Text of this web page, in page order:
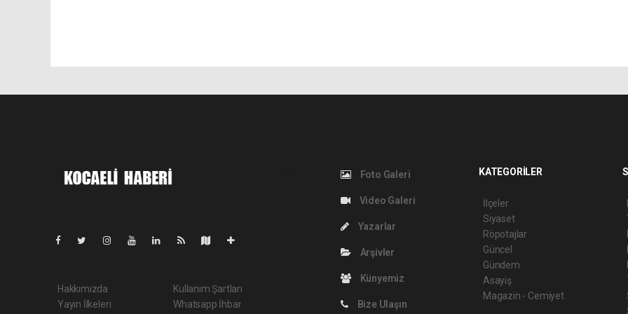
Hakkımızda
Yayın İlkeleri
Kullanım Şartları
Whatsapp İhbar
Foto Galeri
Video Galeri
Yazarlar
Arşivler
Künyemiz
Bize Ulaşın
KATEGORİLER
İlçeler
Siyaset
Röpotajlar
Güncel
Gündem
Asayiş
Magazin - Cemiyet